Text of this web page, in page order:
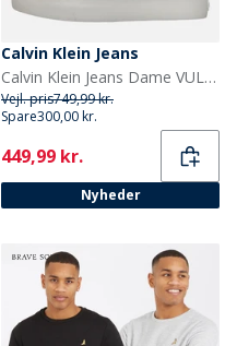
Calvin Klein Jeans
Calvin Klein Jeans Dame VULC flatform træningssko Lily White
Vejl. pris749,99 kr.
Spare300,00 kr.
Current
449,99 kr.
Nyheder